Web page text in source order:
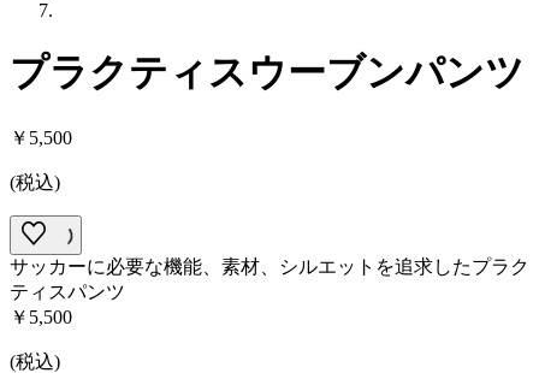
プラクティスウーブンパンツ
￥5,500
(税込)
サッカーに必要な機能、素材、シルエットを追求したプラク
ティスパンツ
￥5,500
(税込)